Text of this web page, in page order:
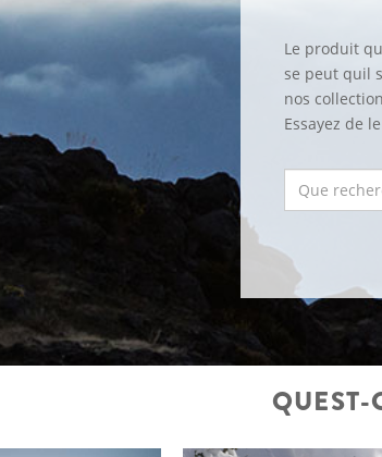
Le produit
se peut quil
nos
Essayez de
QUEST-